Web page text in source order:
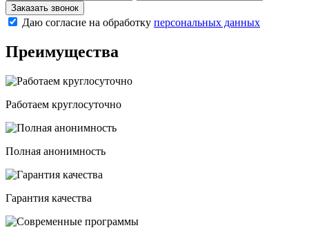
Заказать звонок
Даю согласие на обработку персональных данных
Преимущества
Работаем круглосуточно
Полная анонимность
Гарантия качества